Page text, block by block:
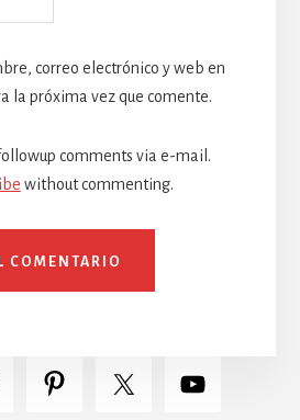
correo electrónico y web en
la próxima vez que comente.
comments via e-mail.
without commenting.